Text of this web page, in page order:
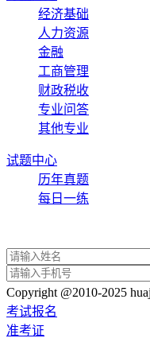
经济基础
人力资源
金融
工商管理
财政税收
专业问答
其他专业
试题中心
历年真题
每日一练
Copyright @2010-2025
考试报名
准考证